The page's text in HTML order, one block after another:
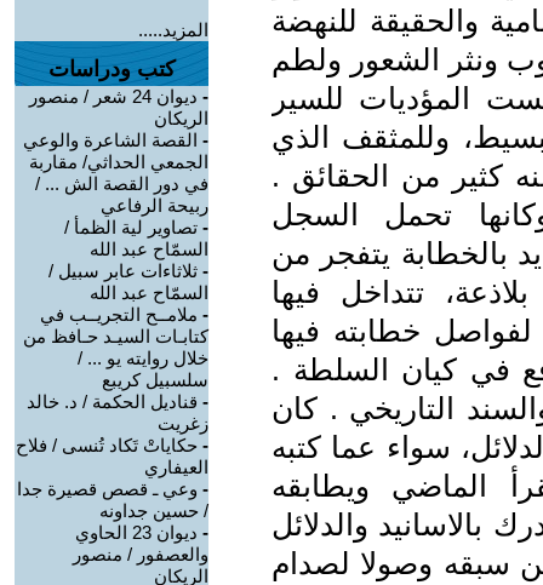
والحقيقة للنهضة
ونثر الشعور ولطم
المؤديات للسير
وللمثقف الذي
كثير من الحقائق .
تحمل السجل
بالخطابة يتفجر من
تتداخل فيها
خطابته فيها
في كيان السلطة .
التاريخي . كان
سواء عما كتبه
الماضي ويطابقه
بالاسانيد والدلائل
سبقه وصولا لصدام
المزيد.....
كتب ودراسات
-
ديوان 24 شعر / منصور
الريكان
- القصة الشاعرة والوعي
الجمعي الحداثي/ مقاربة
في دور القصة الش ... /
ربيحة الرفاعي
- تصاوير لية الظمأ /
السمّاح عبد الله
- ثلاثاءات عابر سبيل /
السمّاح عبد الله
- ملامــح التجريــب في
كتابـات السيـد حـافظ من
خلال روايته يو ... /
سلسبيل كريبع
- قناديل الحكمة / د. خالد
زغريت
- حكاياتْ تَكاد تُنسى / فلاح
العيفاري
- وعي ـ قصص قصيرة جدا
/ حسين جداونه
-
ديوان 23 الحاوي
والعصفور / منصور
الريكان